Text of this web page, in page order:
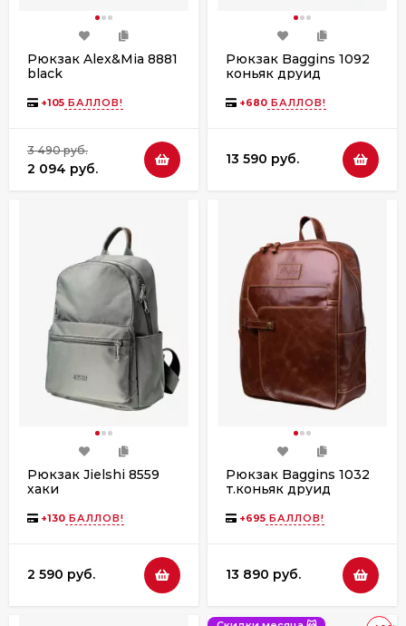
Рюкзак Alex&Mia 8881
black
+105 БАЛЛОВ!
3 490 руб.
2 094 руб.
Рюкзак Baggins 1092
коньяк друид
+680 БАЛЛОВ!
13 590 руб.
Рюкзак Jielshi 8559
хаки
+130 БАЛЛОВ!
2 590 руб.
Рюкзак Baggins 1032
т.коньяк друид
+695 БАЛЛОВ!
13 890 руб.